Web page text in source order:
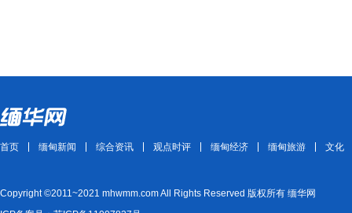
首页 缅甸新闻 综合资讯 观点时评 缅甸经济 缅甸旅游 文化
Copyright ©2011~2021 mhwmm.com All Rights Reserved 版权所有 缅华网